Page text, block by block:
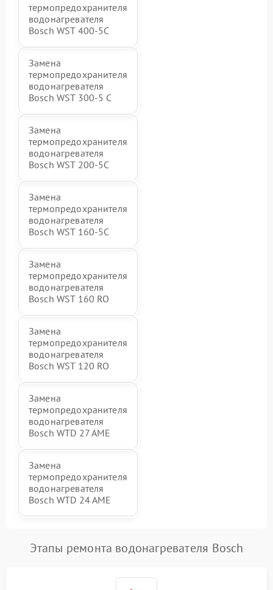
термопредохранителя
водонагревателя
Bosch WST 400-5C
Замена
термопредохранителя
водонагревателя
Bosch WST 300-5 C
Замена
термопредохранителя
водонагревателя
Bosch WST 200-5C
Замена
термопредохранителя
водонагревателя
Bosch WST 160-5C
Замена
термопредохранителя
водонагревателя
Bosch WST 160 RO
Замена
термопредохранителя
водонагревателя
Bosch WST 120 RO
Замена
термопредохранителя
водонагревателя
Bosch WTD 27 AME
Замена
термопредохранителя
водонагревателя
Bosch WTD 24 AME
Этапы ремонта водонагревателя Bosch